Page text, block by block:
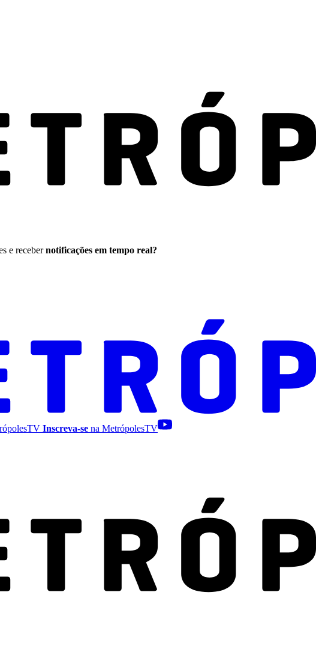
e receber notificações em tempo real?
Inscreva-se na MetrópolesTV